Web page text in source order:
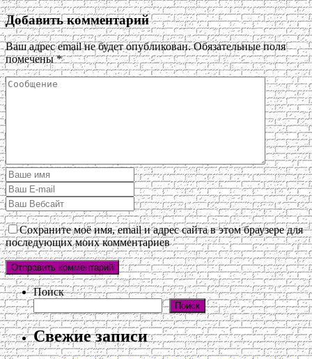
Добавить комментарий
Ваш адрес email не будет опубликован. Обязательные поля
помечены*
Сохраните моё имя, email и адрес сайта в этом браузере для
последующих моих комментариев
Поиск
Поиск
Свежие записи